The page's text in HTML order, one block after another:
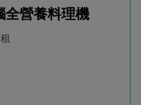
全營養料理機